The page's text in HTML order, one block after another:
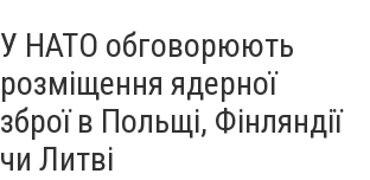
У НАТО обговорюють
розміщення ядерної
зброї в Польщі, Фінляндії
чи Литві